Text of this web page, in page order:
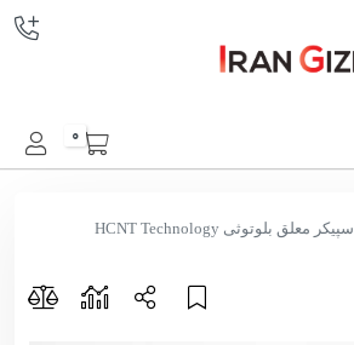
0
اسپیکر معلق بلوتوثی HCNT Technology